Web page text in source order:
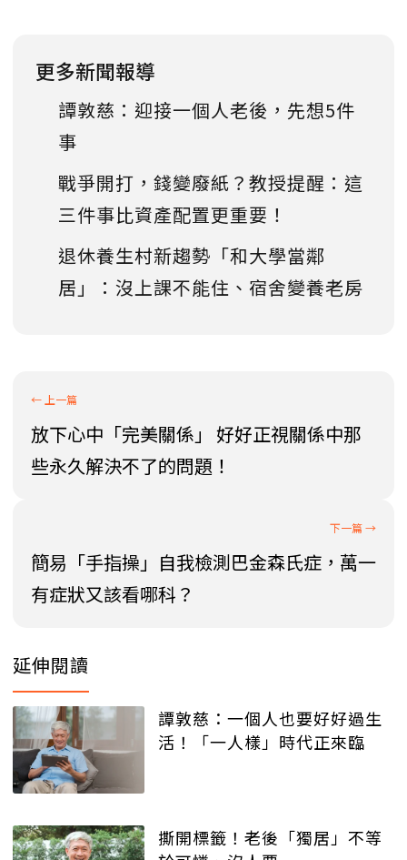
更多新聞報導
譚敦慈：迎接一個人老後，先想5件
事
戰爭開打，錢變廢紙？教授提醒：這
三件事比資產配置更重要！
退休養生村新趨勢「和大學當鄰
居」：沒上課不能住、宿舍變養老房
放下心中「完美關係」 好好正視關係中那
些永久解決不了的問題！
簡易「手指操」自我檢測巴金森氏症，萬一
有症狀又該看哪科？
延伸閱讀
譚敦慈：一個人也要好好過生
活！「一人樣」時代正來臨
撕開標籤！老後「獨居」不等